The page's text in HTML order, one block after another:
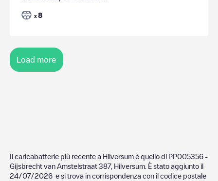
x 8
Load more
Il caricabatterie più recente a Hilversum è quello di PP005356 -
Gijsbrecht van Amstelstraat 387, Hilversum . È stato aggiunto il
24/07/2026 e si trova in corrispondenza con il codice postale